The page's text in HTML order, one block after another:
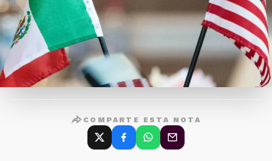
COMPARTE ESTA NOTA